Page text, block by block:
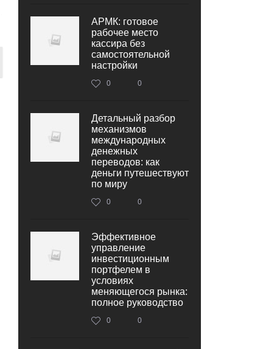
АРМК: готовое
рабочее место
кассира без
самостоятельной
настройки
0 0
Детальный разбор
механизмов
международных
денежных
переводов: как
деньги путешествуют
по миру
0 0
Эффективное
управление
инвестиционным
портфелем в
условиях
меняющегося рынка:
полное руководство
0 0